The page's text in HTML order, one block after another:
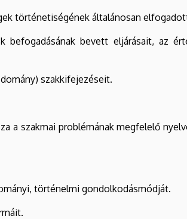
történetiségének általánosan
bevett eljárásait, az
szakkifejezéseit.
a szakmai problémának megfelelő
történelmi gondolkodásmódját.